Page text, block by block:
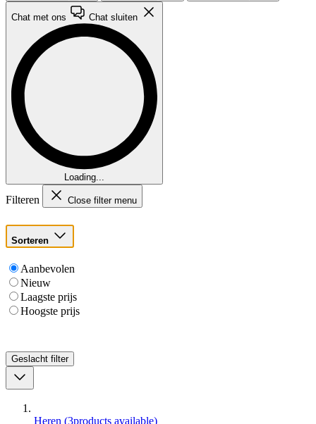
Chat met ons Chat sluiten
Loading...
Filteren Close filter menu
Sorteren
Aanbevolen
Nieuw
Laagste prijs
Hoogste prijs
Geslacht filter
Heren (3products available)